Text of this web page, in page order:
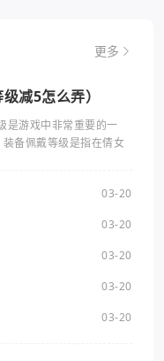
更多
减5怎么弄）
是游戏中非常重要的一
备佩戴等级是指在倩女
03-20
03-20
03-20
03-20
03-20